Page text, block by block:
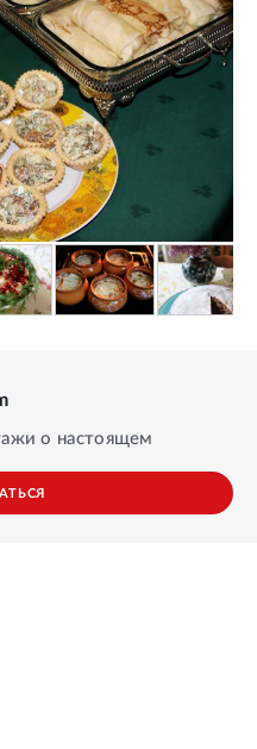
о настоящем